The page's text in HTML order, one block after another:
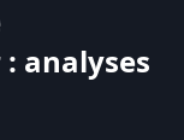
analyses